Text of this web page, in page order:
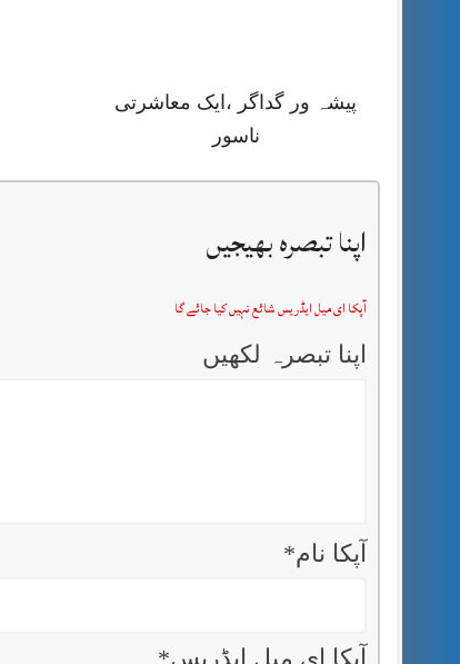
پیشہ ور گداگر ،ایک معاشرتی
ناسور
اپنا تبصرہ بھیجیں
آپکا ای میل ایڈریس شائع نہیں کیا جائے گا
اپنا تبصرہ لکھیں
آپکا نام*
آپکا ای میل ایڈریس*